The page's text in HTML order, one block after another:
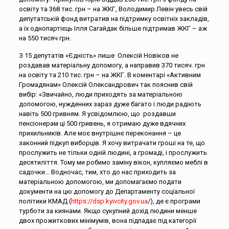
освіту та 368 тис. грн – на ЖКГ, Володимир Левін увесь свій
депутатській фонд витратив на підтримку освітніх закладів,
а їх однопартієць Ілля Сагайдак більше підтримав ЖКГ – аж
на 550 тисяч грн.
З 15 депутатів «Єдність» лише Олексій Новіков не
роздавав матеріальну допомогу, а направив 370 тисяч. грн
на освіту та 210 тис. грн – на ЖКГ. В коментарі «Активним
Громадянам» Олексій Олександрович так пояснив свій
вибір: «Звичайно, люди приходять за матеріальною
допомогою, нужденних зараз дуже багато і люди радіють
навіть 500 гривням. Я усвідомлюю, що роздавши
пенсіонерам ці 500 гривень, я отримаю дуже вдячних
прихильників. Але моє внутрішнє переконання – це
законний підкуп виборців. Я хочу витрачати гроші на те, що
прослужить не тільки одній людині, а громаді, і прослужить
десятиліття. Тому ми робимо заміну вікон, купляємо меблі в
садочки… Водночас, тим, хто до нас приходить за
матеріальною допомогою, ми допомагаємо подати
документи на цю допомогу до Департаменту соціальної
політики КМАД (https://dsp.kyivcity.gov.ua/), де є програми
турботи за киянами. Якщо сукупний дохід людини менше
двох прожиткових мінімумів, вона підпадає під категорії